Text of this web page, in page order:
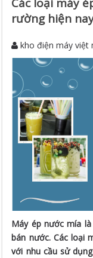
rường hiện
kho điện máy
Máy ép nước mía
bán nước. Các loại
với nhu cầu sử